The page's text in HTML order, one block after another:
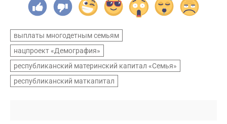
выплаты многодетным семьям
нацпроект «Демография»
республиканский материнский капитал «Семья»
республиканский маткапитал